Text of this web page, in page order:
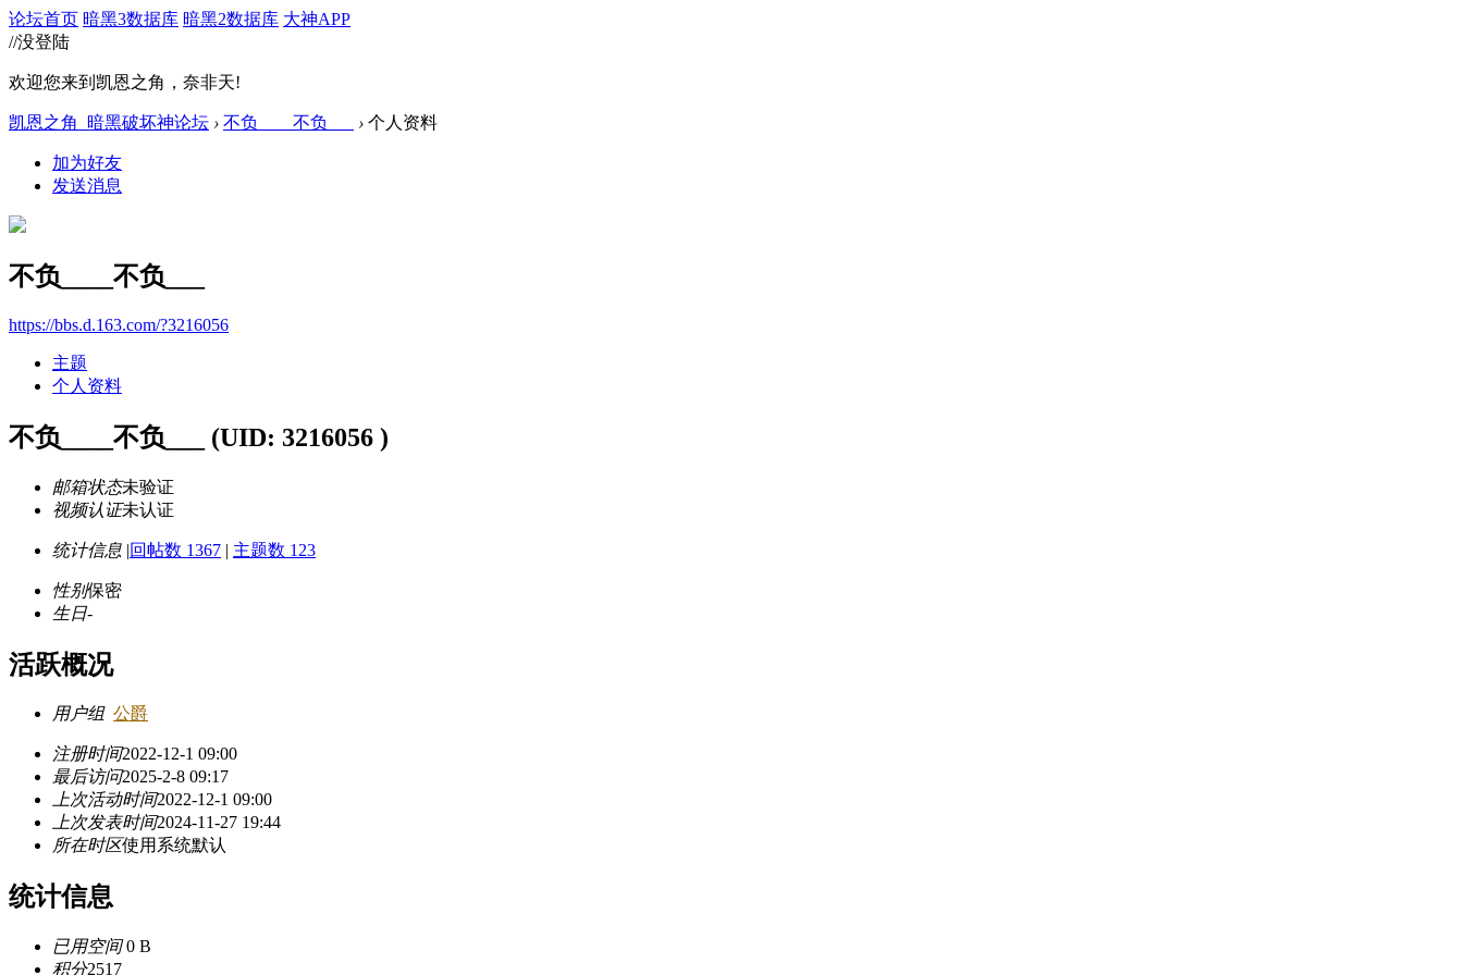
论坛首页 暗黑3数据库 暗黑2数据库 大神APP
//没登陆
欢迎您来到凯恩之角，奈非天!
凯恩之角_暗黑破坏神论坛 › 不负____不负___ › 个人资料
加为好友
发送消息
不负____不负___
https://bbs.d.163.com/?3216056
主题
个人资料
不负____不负___ (UID: 3216056 )
邮箱状态未验证
视频认证未认证
统计信息 |回帖数 1367 | 主题数 123
性别保密
生日-
活跃概况
用户组 公爵
注册时间2022-12-1 09:00
最后访问2025-2-8 09:17
上次活动时间2022-12-1 09:00
上次发表时间2024-11-27 19:44
所在时区使用系统默认
统计信息
已用空间0 B
积分2517